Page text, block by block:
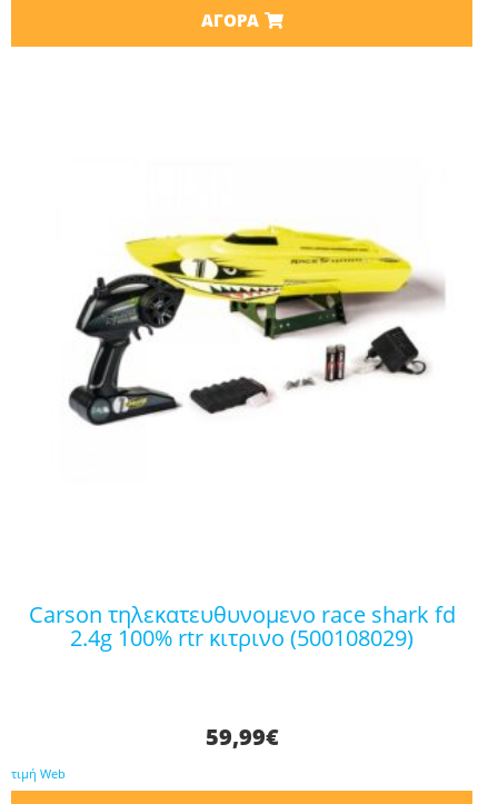
ΑΓΟΡΆ
carson τηλεκατευθυνομενο race shark fd
2.4g 100% rtr κιτρινο (500108029)
59,99€
τιμή Web